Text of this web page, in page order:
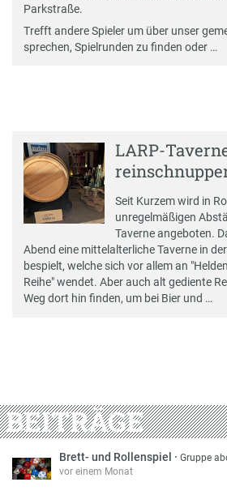
Parkstraße.
Trefft andere Spieler um über unser
sprechen, Spielrunden zu finden oder …
LARP-
Seit Kurzem wird in
unregelmäßigen
Taverne angeboten.
Abend eine mittelalterliche Taverne in
bespielt, welche sich vor allem an
Reihe" wendet. Aber auch alt gediente
Weg dort hin finden, um bei Bier und …
BEITRÄGE
Brett- und Rollenspiel ·Gruppe
vor einem Monat